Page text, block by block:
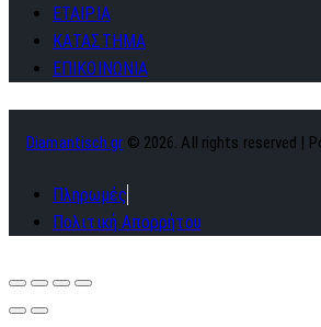
ΕΤΑΙΡΙΑ
ΚΑΤΑΣΤΗΜΑ
ΕΠΙΚΟΙΝΩΝΙΑ
Diamantisch.gr © 2026. All rights reserved |
Πληρωμές
Πολιτική Απορρήτου